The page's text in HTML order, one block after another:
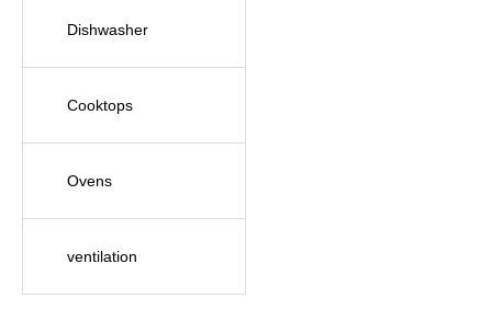
Dishwasher
Cooktops
Ovens
ventilation